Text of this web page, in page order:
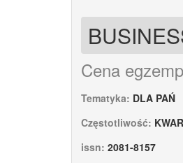
Cena
Tematyka: DLA PAŃ
Częstotliwość:
issn: 2081-8157